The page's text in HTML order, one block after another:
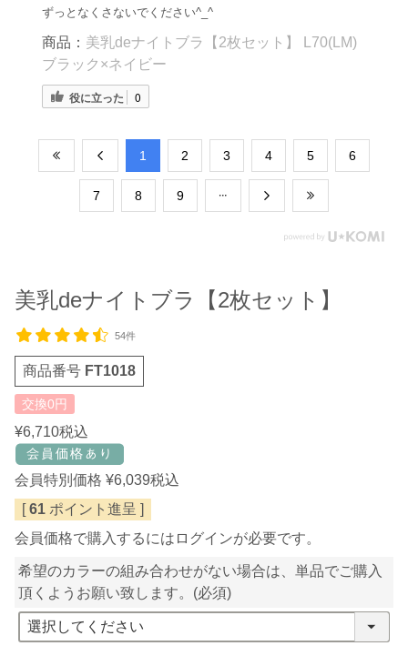
ずっとなくさないでください^_^
商品： 美乳deナイトブラ【2枚セット】 L70(LM)
ブラック×ネイビー
役に立った 0
​1 ​2 ​3 ​4 ​5 ​6
​7 ​8 ​9
美乳deナイトブラ【2枚セット】
54件
商品番号 FT1018
交換0円
¥6,710税込
会員特別価格 ¥6,039税込
[ 61 ポイント進呈 ]
会員価格で購入するにはログインが必要です。
希望のカラーの組み合わせがない場合は、単品でご購入
頂くようお願い致します。 (必須)